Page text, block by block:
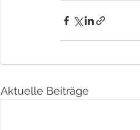
Aktuelle Beiträge